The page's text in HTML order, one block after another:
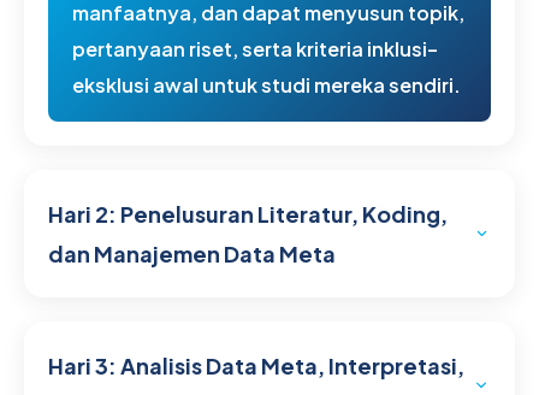
manfaatnya, dan dapat menyusun topik,
pertanyaan riset, serta kriteria inklusi–
eksklusi awal untuk studi mereka sendiri.
Hari 2: Penelusuran Literatur, Koding,
dan Manajemen Data Meta
Sumber pencarian: Scopus, PubMed, EBSCO,
Hari 3: Analisis Data Meta, Interpretasi,